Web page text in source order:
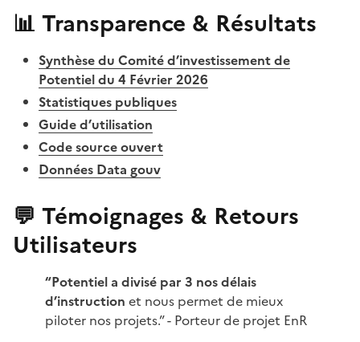
📊 Transparence & Résultats
Synthèse du Comité d’investissement de
Potentiel du 4 Février 2026
Statistiques publiques
Guide d’utilisation
Code source ouvert
Données Data gouv
💬 Témoignages & Retours
Utilisateurs
“Potentiel a divisé par 3 nos délais
d’instruction et nous permet de mieux
piloter nos projets.” - Porteur de projet EnR